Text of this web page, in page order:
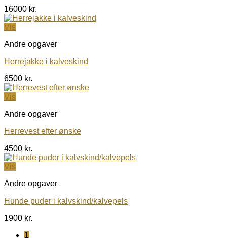
16000 kr.
Vis
Andre opgaver
Herrejakke i kalveskind
6500 kr.
Vis
Andre opgaver
Herrevest efter ønske
4500 kr.
Vis
Andre opgaver
Hunde puder i kalvskind/kalvepels
1900 kr.
1